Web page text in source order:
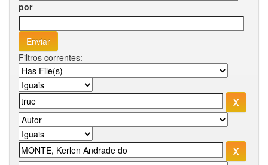
por
Filtros correntes: